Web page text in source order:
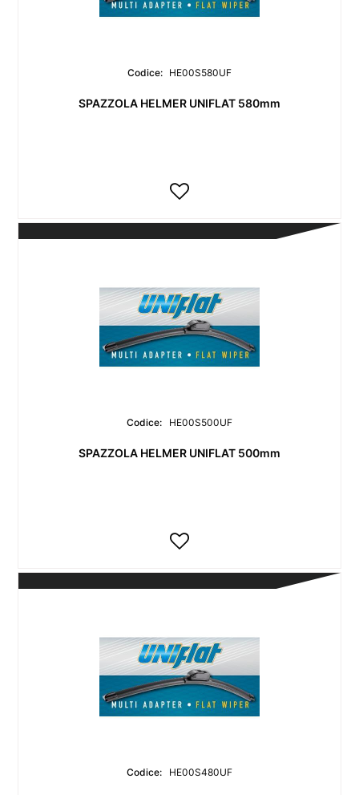
Codice: HE00S580UF
SPAZZOLA HELMER UNIFLAT 580mm
Codice: HE00S500UF
SPAZZOLA HELMER UNIFLAT 500mm
Codice: HE00S480UF